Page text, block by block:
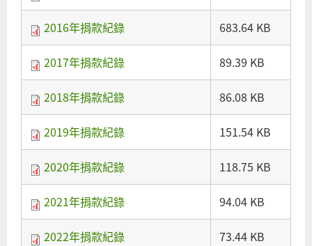
2016年捐款紀錄 683.64 KB
2017年捐款紀錄 89.39 KB
2018年捐款紀錄 86.08 KB
2019年捐款紀錄 151.54 KB
2020年捐款紀錄 118.75 KB
2021年捐款紀錄 94.04 KB
2022年捐款紀錄 73.44 KB